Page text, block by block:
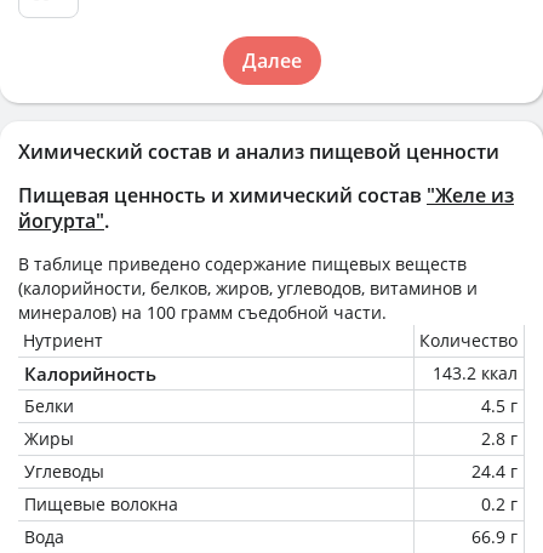
Химический состав и анализ пищевой ценности
Пищевая ценность и химический состав "Желе из
йогурта".
В таблице приведено содержание пищевых веществ
(калорийности, белков, жиров, углеводов, витаминов и
минералов) на 100 грамм съедобной части.
Нутриент
Количество
Калорийность
143.2 ккал
Белки
4.5 г
Жиры
2.8 г
Углеводы
24.4 г
Пищевые волокна
0.2 г
Вода
66.9 г
Далее